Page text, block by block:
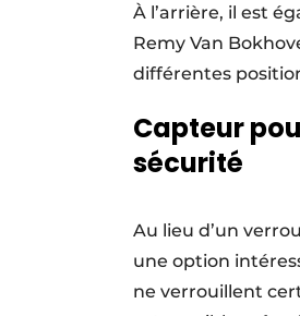
À l’arrière, il est
Remy Van
différentes
Capteur
sécurité
Au lieu d’un
une option
ne verrouillent